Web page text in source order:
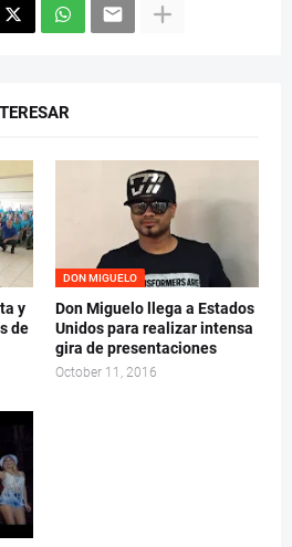
y
de
DON MIGUELO
Don Miguelo llega a Estados
Unidos para realizar intensa
gira de presentaciones
October 11, 2016